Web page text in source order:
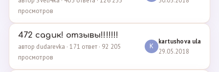
просмотров
472 садик! отзывы!!!!!!!
автор dudarevka · 171 ответ · 92 205
просмотров
K
kartushova ula
29.05.2018